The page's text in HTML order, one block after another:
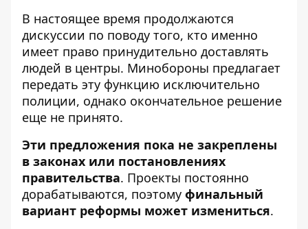
В настоящее время продолжаются
дискуссии по поводу того, кто именно
имеет право принудительно доставлять
людей в центры. Минобороны предлагает
передать эту функцию исключительно
полиции, однако окончательное решение
еще не принято.
Эти предложения пока не закреплены
в законах или постановлениях
правительства. Проекты постоянно
дорабатываются, поэтому финальный
вариант реформы может измениться.